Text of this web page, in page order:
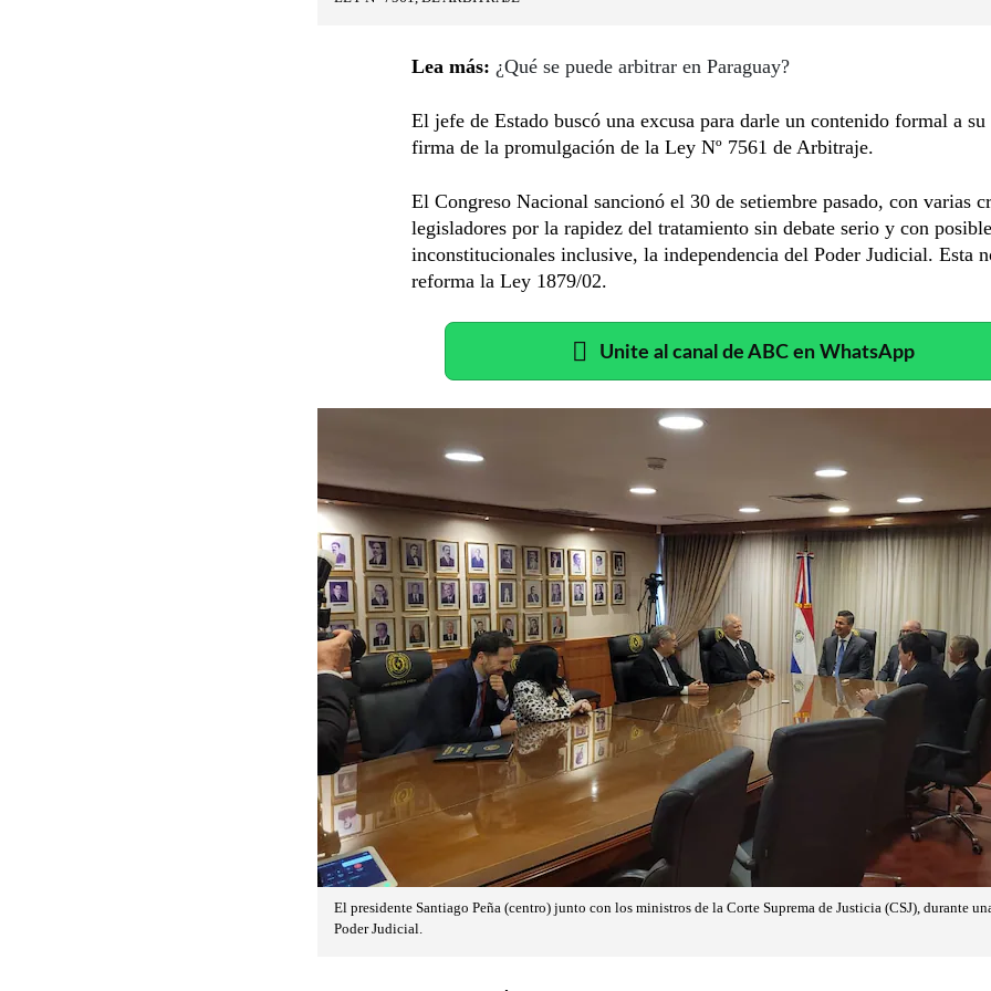
Lea más: ¿Qué se puede arbitrar en Paraguay?
El jefe de Estado buscó una excusa para darle un contenido formal a
firma de la promulgación de la Ley Nº 7561 de Arbitraje.
El Congreso Nacional sancionó el 30 de setiembre pasado, con varias
legisladores por la rapidez del tratamiento sin debate serio y con
inconstitucionales inclusive, la independencia del Poder Judicial. Esta
reforma la Ley 1879/02.
Unite al canal de ABC en WhatsApp
El presidente Santiago Peña (centro) junto con los ministros de la Corte Suprema de Justicia (CSJ), durante
Poder Judicial.